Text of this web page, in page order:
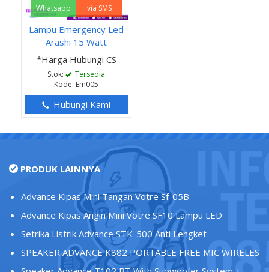
Whatsapp via SMS
Lampu Emergency Led
Arashi 15 Watt
*Harga Hubungi CS
Stok:
Tersedia
Kode: Em005
Hubungi Kami
PRODUK LAINNYA
Advance Kipas Mini Tangan Votre Sf-05B
Advance Kipas Angin Mini Votre SF10 Lampu LED
Setrika Listrik Advance STK-500 Anti Lengket
SPEAKER ADVANCE K882 PORTABLE FREE MIC WIRELES